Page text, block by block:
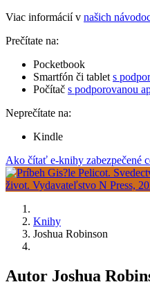
Viac informácií v našich
Prečítate na:
Pocketbook
Smartfón či tablet s
Počítač s podporovanou
Neprečítate na:
Kindle
Ako čítať e-knihy zabezpečené
Knihy
Joshua Robinson
Autor Joshua